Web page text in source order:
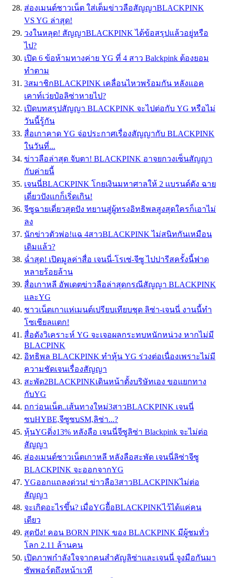
ส่องเมนต์ชาวเน็ต ใส่เต็มข่าวลือสัญญาBLACKPINK
VS YG ล่าสุด!
วงในหลุด! สัญญาBLACKPINK ได้ข้อสรุปแล้วอยู่หรือ
ไป?
เปิด 6 ข้อห้ามทางค่าย YG ที่ 4 สาว Balckpink ต้องยอม
ทำตาม
3สมาชิกBLACKPINK เคลื่อนไหวพร้อมกัน หลังแอค
เคาท์เว่ยป๋อลิซ่าหายไป?
เปิดบทสรุปสัญญา BLACKPINK จะไปต่อกับ YG หรือไม่
วันนี้รู้กัน
สื่อเกาคาด YG จ่อประกาศเรื่องสัญญากับ BLACKPINK
ในวันที่...
ข่าวลือล่าสุด จับตา! BLACKPINK อาจยกวงเซ็นสัญญา
กับค่ายนี้
เจนนี่BLACKPINK โกยเงินมหาศาลให้ 2 เเบรนด์ดัง ฉาย
เดี่ยวปังเเกก็เริ่ดเกิน!
จีซูฉายเดี่ยวสุดปัง ทยานสู่ผู้ทรงอิทธิพลสูงสุดใครก็เอาไม่
ลง
นักข่าวตัวพ่อ!แฉ 4สาวBLACKPINK ไม่สนิทกันเหมือน
เดิมแล้ว?
ฉ่ำสุด! เปิดมูลค่าสื่อ เจนนี่-โรเซ่-จีซู ไปปารีสครั้งนี้ฟาด
หลายร้อยล้าน
สื่อเกาหลี อัพเดตข่าวลือล่าสุดกรณีสัญญา BLACKPINK
และYG
ชาวเน็ตเกาเเห่เมนต์เปรียบเทียบชุด ลิซ่า-เจนนี่ งานนี้ทำ
โซเชียลเเตก!
สื่อดังวิเคราะห์ YG จะเจอผลกระทบหนักหน่วง หากไม่มี
BLACPINK
อิทธิพล BLACKPINK ทำหุ้น YG ร่วงต่อเนื่องเพราะไม่มี
ความชัดเจนเรื่องสัญญา
สะพัด2BLACKPINKเดินหน้าตั้งบริษัทเอง ขอแยกทาง
กับYG
ถกว่อนเน็ต..เส้นทางใหม่3สาวBLACKPINK เจนนี่
ซบHYBE,จีซูซบSM,ลิซ่า...?
หุ้นYGดิ่ง13% หลังลือ เจนนี่จีซูลิซ่า Blackpink จะไม่ต่อ
สัญญา
ส่องเมนต์ชาวเน็ตเกาหลี หลังลือสะพัด เจนนี่ลิซ่าจีซู
BLACKPINK จะออกจากYG
YGออกแถลงด่วน! ข่าวลือ3สาวBLACKPINKไม่ต่อ
สัญญา
จะเกิดอะไรขึ้น? เมื่อYGยื้อBLACKPINKไว้ได้แค่คน
เดียว
สุดปัง! คอน BORN PINK ของ BLACKPINK มีผู้ชมทั่ว
โลก 2.11 ล้านคน
เปิดภาพกำลังใจจากคนสำคัญลิซ่าและเจนนี่ จูงมือกันมา
ซัพพอร์ตถึงหน้าเวที